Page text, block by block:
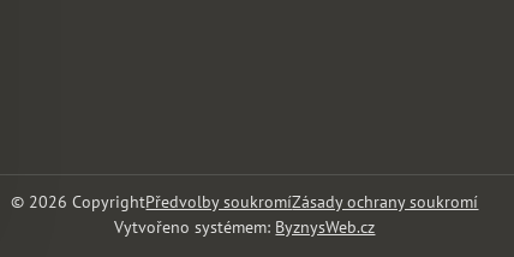
© 2026 CopyrightPředvolby soukromíZásady ochrany soukromí
Vytvořeno systémem: ByznysWeb.cz